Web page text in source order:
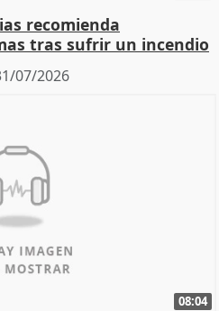
recomienda
tras sufrir un incendio
07/2026
08:04